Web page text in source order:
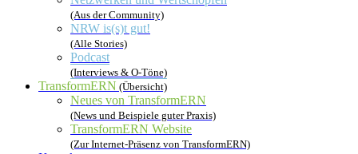
(Aus der Community)
NRW is(s)t gut!
(Alle Stories)
Podcast
(Interviews & O-Töne)
TransformERN (Übersicht)
Neues von TransformERN
(News und Beispiele guter Praxis)
TransformERN Website
(Zur Internet-Präsenz von TransformERN)